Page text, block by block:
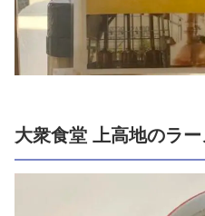
大衆食堂 上高地のラ